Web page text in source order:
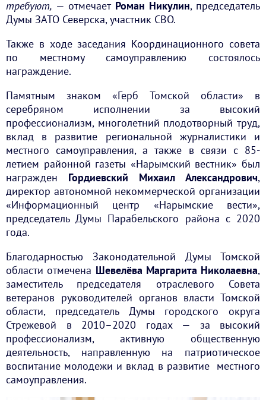
требуют, — отмечает Роман Никулин, председатель
Думы ЗАТО Северска, участник СВО.
Также в ходе заседания Координационного совета
по местному самоуправлению состоялось
награждение.
Памятным знаком «Герб Томской области» в
серебряном исполнении за высокий
профессионализм, многолетний плодотворный труд,
вклад в развитие региональной журналистики и
местного самоуправления, а также в связи с 85-
летием районной газеты «Нарымский вестник» был
награжден Гордиевский Михаил Александрович,
директор автономной некоммерческой организации
«Информационный центр «Нарымские вести»,
председатель Думы Парабельского района с 2020
года.
Благодарностью Законодательной Думы Томской
области отмечена Шевелёва Маргарита Николаевна,
заместитель председателя отраслевого Совета
ветеранов руководителей органов власти Томской
области, председатель Думы городского округа
Стрежевой в 2010–2020 годах — за высокий
профессионализм, активную общественную
деятельность, направленную на патриотическое
воспитание молодежи и вклад в развитие местного
самоуправления.